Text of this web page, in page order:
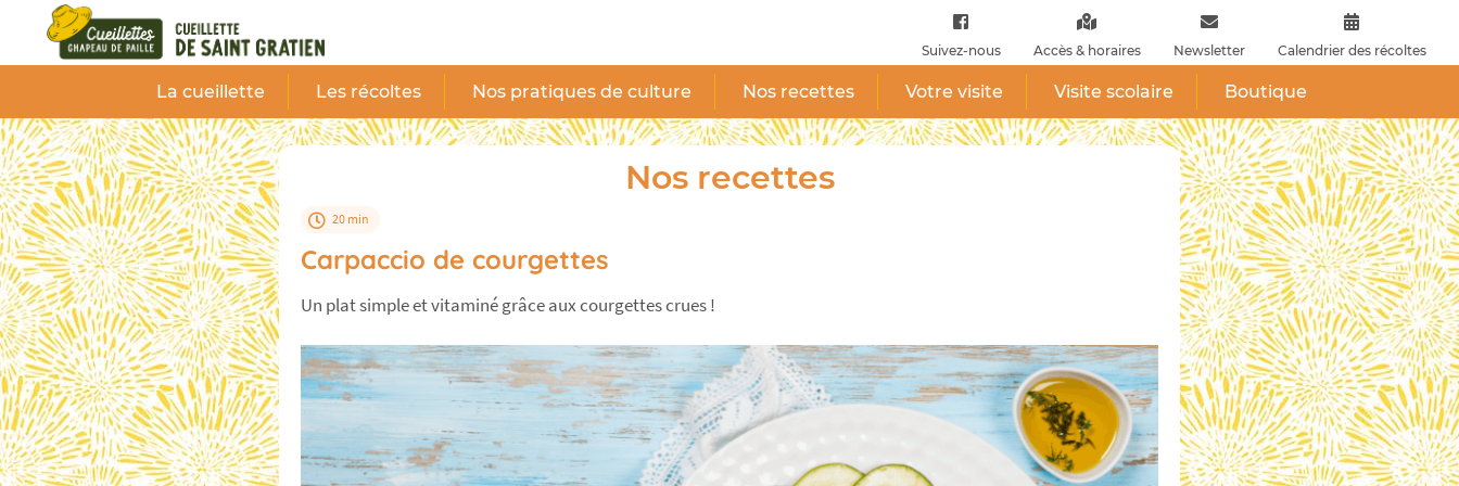
Suivez-nous Accès & horaires Newsletter Calendrier des récoltes
La cueillette Les récoltes Nos pratiques de culture Nos recettes Votre visite Visite scolaire Boutique
Nos recettes
20 min
Carpaccio de courgettes
Un plat simple et vitaminé grâce aux courgettes crues !
Panneau de gestion des cookies